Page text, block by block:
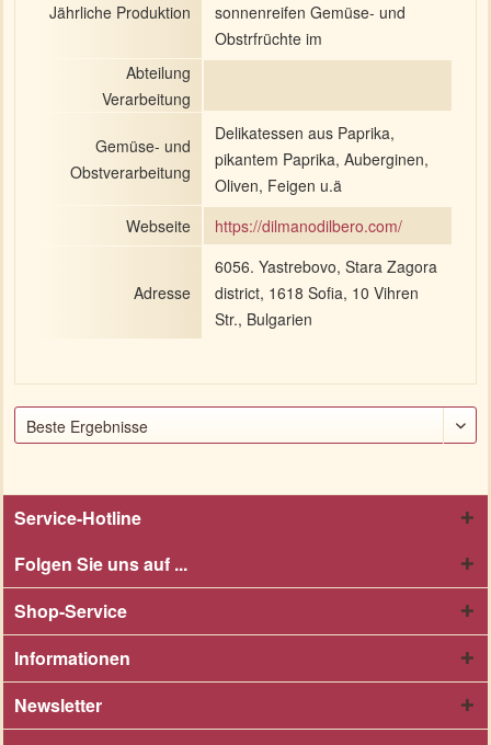
Jährliche Produktion
sonnenreifen Gemüse- und
Obstrfrüchte im
Abteilung
Verarbeitung
Gemüse- und
Obstverarbeitung
Delikatessen aus Paprika,
pikantem Paprika, Auberginen,
Oliven, Feigen u.ä
Webseite
https://dilmanodilbero.com/
Adresse
6056. Yastrebovo, Stara Zagora
district, 1618 Sofia, 10 Vihren
Str., Bulgarien
Service-Hotline
Folgen Sie uns auf ...
Shop-Service
Informationen
Newsletter